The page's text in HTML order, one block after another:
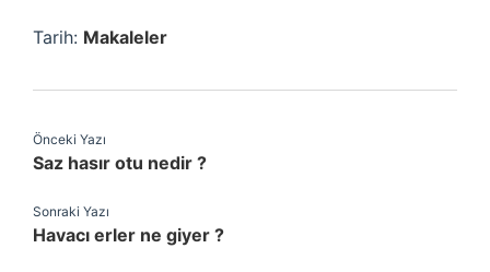
Tarih: Makaleler
Önceki Yazı
Saz hasır otu nedir ?
Sonraki Yazı
Havacı erler ne giyer ?